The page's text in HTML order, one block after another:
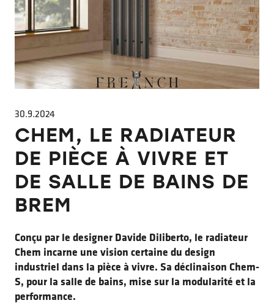
30.9.2024
CHEM, LE RADIATEUR
DE PIÈCE À VIVRE ET
DE SALLE DE BAINS DE
BREM
Conçu par le designer Davide Diliberto, le radiateur
Chem incarne une vision certaine du design
industriel dans la pièce à vivre. Sa déclinaison Chem-
S, pour la salle de bains, mise sur la modularité et la
performance.